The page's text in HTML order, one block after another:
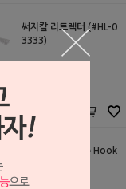
써지칼 리트렉터 (#HL-0
3333)
23,000
리트렉터 Double Hook